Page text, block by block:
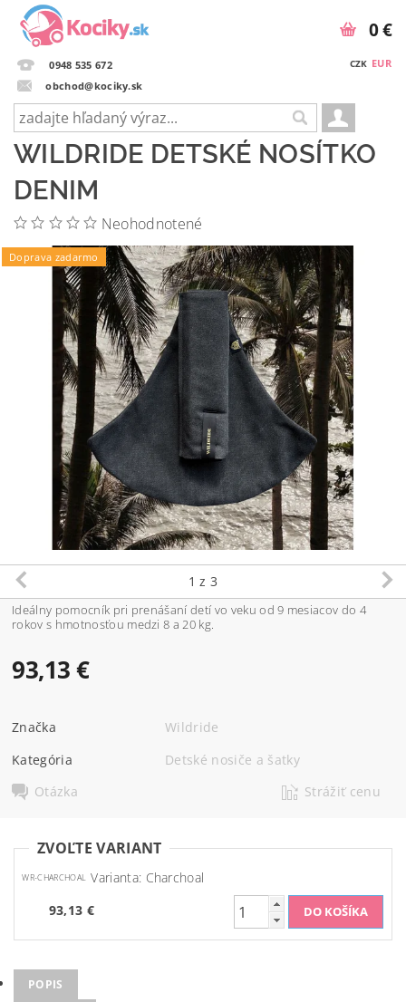
0948 535 672
obchod@kociky.sk
CZK EUR
0 €
WILDRIDE DETSKÉ NOSÍTKO
DENIM
Neohodnotené
Doprava zadarmo
1 z 3
Ideálny pomocník pri prenášaní detí vo veku od 9 mesiacov do 4
rokov s hmotnosťou medzi 8 a 20 kg.
93,13 €
Značka
Wildride
Kategória
Detské nosiče a šatky
Otázka
Strážiť cenu
ZVOĽTE VARIANT
WR-CHARCHOAL Varianta: Charchoal
93,13 €
POPIS